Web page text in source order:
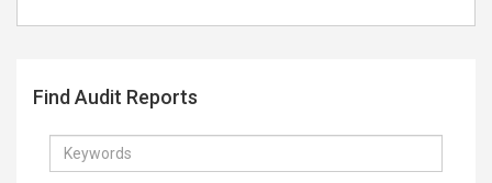
Find Audit Reports